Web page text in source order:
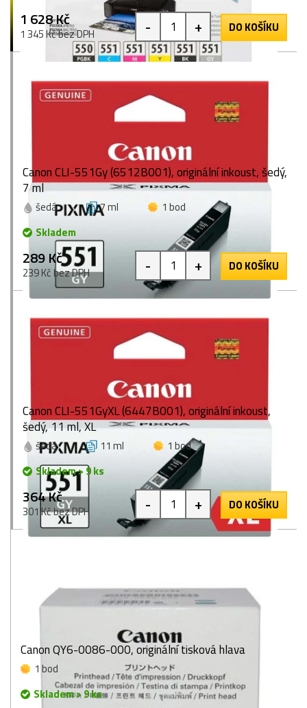
1 628 Kč
1 345 Kč bez DPH - + DO KOŠÍKU
Canon CLI-551Gy (6512B001), originální inkoust, šedý,
7 ml
šedá 7 ml
1 bod
Skladem
289 Kč
239 Kč bez DPH - + DO KOŠÍKU
Canon CLI-551GyXL (6447B001), originální inkoust,
šedý, 11 ml, XL
šedá 11 ml
1 bod
Skladem > 9 ks
364 Kč
301 Kč bez DPH - + DO KOŠÍKU
Canon QY6-0086-000, originální tisková hlava
1 bod
Skladem > 9 ks